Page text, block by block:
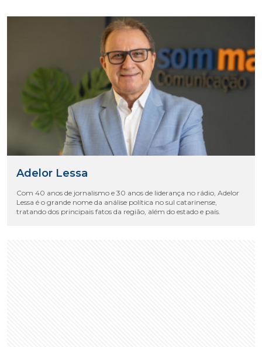
Adelor Lessa
Com 40 anos de jornalismo e 30 anos de liderança no rádio, Adelor
Lessa é o grande nome da análise política no sul catarinense,
tratando dos principais fatos da região, além do estado e país.